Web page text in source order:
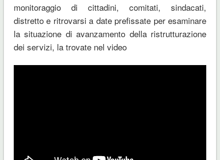
monitoraggio di cittadini, comitati, sindacati,
distretto e ritrovarsi a date prefissate per esaminare
la situazione di avanzamento della ristrutturazione
dei servizi, la trovate nel video